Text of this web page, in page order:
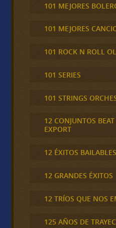
101 MEJORES
101 MEJORES
101 ROCK N ROLL
101 SERIES
101 STRINGS
12 CONJUNTOS
EXPORT
12 ÉXITOS BAILABLES
12 GRANDES ÉXITOS
12 TRÍOS QUE NOS
125 AÑOS DE